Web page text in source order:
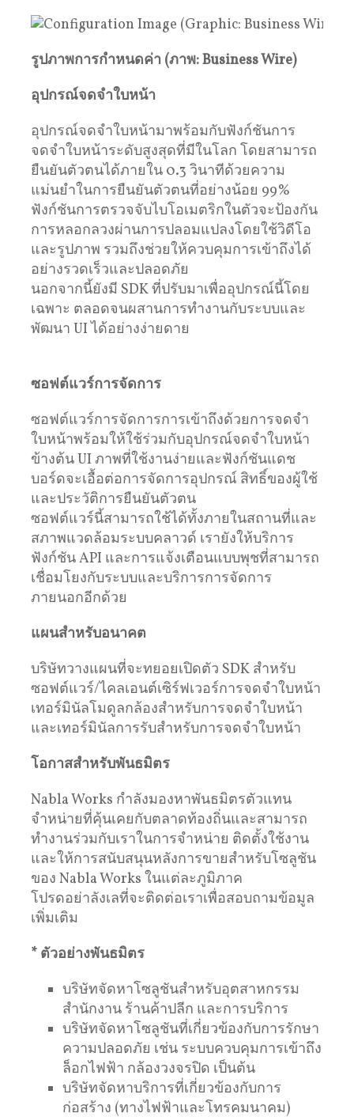
รูปภาพการกำหนดค่า (ภาพ: Business Wire)
อุปกรณ์จดจำใบหน้า
อุปกรณ์จดจำใบหน้ามาพร้อมกับฟังก์ชันการ
จดจำใบหน้าระดับสูงสุดที่มีในโลก โดยสามารถ
ยืนยันตัวตนได้ภายใน 0.3 วินาทีด้วยความ
แม่นยำในการยืนยันตัวตนที่อย่างน้อย 99%
ฟังก์ชันการตรวจจับไบโอเมตริกในตัวจะป้องกัน
การหลอกลวงผ่านการปลอมแปลงโดยใช้วิดีโอ
และรูปภาพ รวมถึงช่วยให้ควบคุมการเข้าถึงได้
อย่างรวดเร็วและปลอดภัย
นอกจากนี้ยังมี SDK ที่ปรับมาเพื่ออุปกรณ์นี้โดย
เฉพาะ ตลอดจนผสานการทำงานกับระบบและ
พัฒนา UI ได้อย่างง่ายดาย
ซอฟต์แวร์การจัดการ
ซอฟต์แวร์การจัดการการเข้าถึงด้วยการจดจำ
ใบหน้าพร้อมให้ใช้ร่วมกับอุปกรณ์จดจำใบหน้า
ข้างต้น UI ภาพที่ใช้งานง่ายและฟังก์ชันแดช
บอร์ดจะเอื้อต่อการจัดการอุปกรณ์ สิทธิ์ของผู้ใช้
และประวัติการยืนยันตัวตน
ซอฟต์แวร์นี้สามารถใช้ได้ทั้งภายในสถานที่และ
สภาพแวดล้อมระบบคลาวด์ เรายังให้บริการ
ฟังก์ชัน API และการแจ้งเตือนแบบพุชที่สามารถ
เชื่อมโยงกับระบบและบริการการจัดการ
ภายนอกอีกด้วย
แผนสำหรับอนาคต
บริษัทวางแผนที่จะทยอยเปิดตัว SDK สำหรับ
ซอฟต์แวร์/ไคลเอนต์เซิร์ฟเวอร์การจดจำใบหน้า
เทอร์มินัลโมดูลกล้องสำหรับการจดจำใบหน้า
และเทอร์มินัลการรับสำหรับการจดจำใบหน้า
โอกาสสำหรับพันธมิตร
Nabla Works กำลังมองหาพันธมิตรตัวแทน
จำหน่ายที่คุ้นเคยกับตลาดท้องถิ่นและสามารถ
ทำงานร่วมกับเราในการจำหน่าย ติดตั้งใช้งาน
และให้การสนับสนุนหลังการขายสำหรับโซลูชัน
ของ Nabla Works ในแต่ละภูมิภาค
โปรดอย่าลังเลที่จะติดต่อเราเพื่อสอบถามข้อมูล
เพิ่มเติม
* ตัวอย่างพันธมิตร
บริษัทจัดหาโซลูชันสำหรับอุตสาหกรรม
สำนักงาน ร้านค้าปลีก และการบริการ
บริษัทจัดหาโซลูชันที่เกี่ยวข้องกับการรักษา
ความปลอดภัย เช่น ระบบควบคุมการเข้าถึง
ล็อกไฟฟ้า กล้องวงจรปิด เป็นต้น
บริษัทจัดหาบริการที่เกี่ยวข้องกับการ
ก่อสร้าง (ทางไฟฟ้าและโทรคมนาคม)